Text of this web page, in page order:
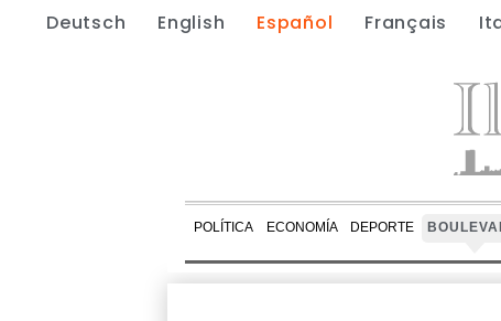
Deutsch English Español Français
POLÍTICA ECONOMÍA DEPORTE